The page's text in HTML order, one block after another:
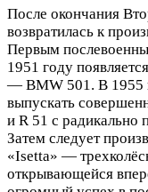
После окончания
возвратилась к
Первым
1951 году
— BMW 501. В 1955
выпускать
и R 51 с радикально
Затем следует
«Isetta» —
открывающейся